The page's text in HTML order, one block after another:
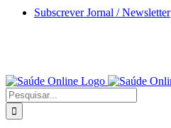
Skip
Subscrever Jornal / Newsletter
Pesquisar